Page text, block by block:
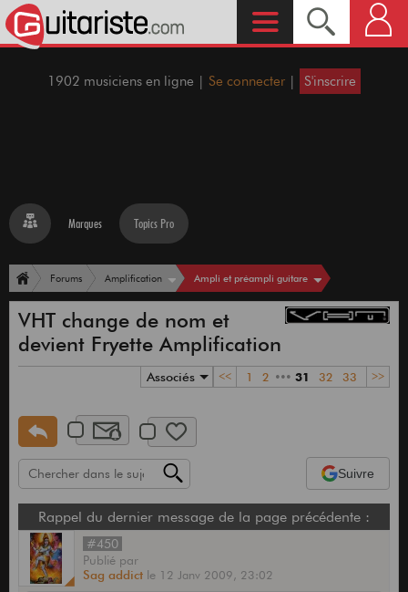
1902 musiciens en ligne | Se connecter | S'inscrire
Marques Topics Pro
Forums Amplification Ampli et préampli guitare
VHT change de nom et
devient Fryette Amplification
Associés << 1 2 ••• 31 32 33 >>
Suivre
Rappel du dernier message de la page précédente :
#450
Publié par
Sag addict le 12 Janv 2009, 23:02